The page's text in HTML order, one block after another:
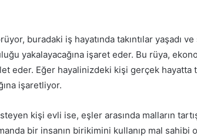
buradaki iş hayatında takıntılar yaşadı
yakalayacağına işaret eder. Bu rüya,
eder. Eğer hayalinizdeki kişi gerçek hayatta
işaretliyor.
kişi evli ise, eşler arasında malların
bir insanın birikimini kullanıp mal sahibi